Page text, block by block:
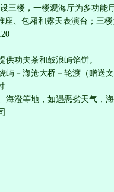
楼，一楼观海厅为多功能
、包厢和露天表演台；三楼
功夫茶和鼓浪屿馅饼。
－海沧大桥－轮渡（赠送文
澄等地，如遇恶劣天气，